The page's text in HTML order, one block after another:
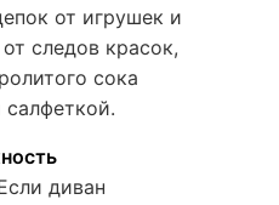
от игрушек и
следов красок,
сока
диван